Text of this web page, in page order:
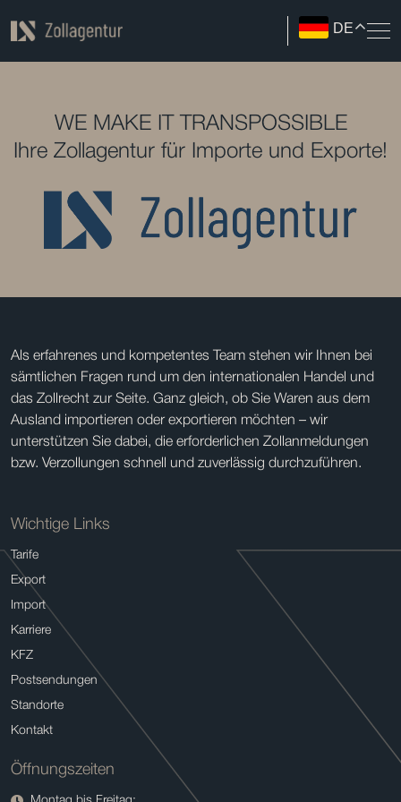
DE
WE MAKE IT TRANSPOSSIBLE
Ihre Zollagentur für Importe und Exporte!
Als erfahrenes und kompetentes Team stehen wir Ihnen bei
sämtlichen Fragen rund um den internationalen Handel und
das Zollrecht zur Seite. Ganz gleich, ob Sie Waren aus dem
Ausland importieren oder exportieren möchten – wir
unterstützen Sie dabei, die erforderlichen Zollanmeldungen
bzw. Verzollungen schnell und zuverlässig durchzuführen.
Wichtige Links
Tarife
Export
Import
Karriere
KFZ
Postsendungen
Standorte
Kontakt
Öffnungszeiten